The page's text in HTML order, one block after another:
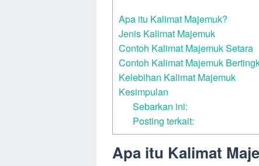
Apa itu Kalimat Majemuk?
Jenis Kalimat Majemuk
Contoh Kalimat Majemuk Setara
Contoh Kalimat Majemuk
Kelebihan Kalimat Majemuk
Kesimpulan
Sebarkan ini:
Posting terkait:
Apa itu Kalimat